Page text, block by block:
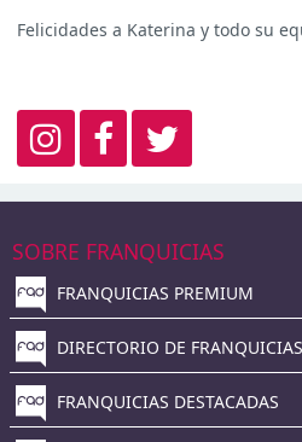
Felicidades a Katerina y todo su
SOBRE FRANQUICIAS
FRANQUICIAS PREMIUM
DIRECTORIO DE FRANQUICIAS
FRANQUICIAS DESTACADAS